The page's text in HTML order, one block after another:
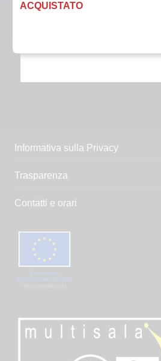
Informativa sulla Privacy
Trasparenza
Contatti e orari
ACQUISTATO